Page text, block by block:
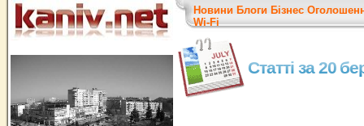
Новини Блоги Бізнес
Wi-Fi
Статті за 20